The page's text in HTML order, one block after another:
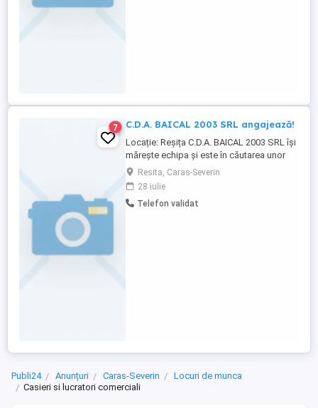
7 C.D.A. BAICAL 2003 SRL angajează!
Locație: Reșița C.D.A. BAICAL 2003 SRL își
mărește echipa și este în căutarea unor
persoane serioase, responsabile și
dornice de muncă. Căutăm: Lucrător
comercial Consilier vânzări . Cerințe: -
Seriozitate și punctualitate; - Abilități de
Resita, Caras-Severin
28 iulie
Telefon validat
Publi24 Anunțuri Caras-Severin
Locuri de munca
Casieri si lucratori comerciali